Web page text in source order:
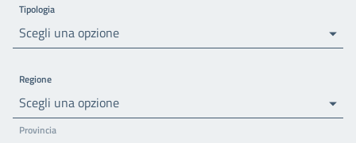
Tipologia
Scegli una opzione
Regione
Scegli una opzione
Provincia